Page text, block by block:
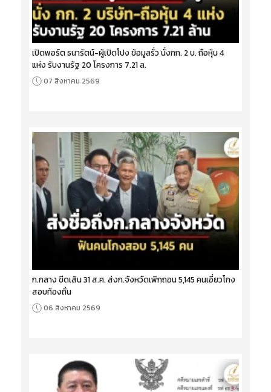
เปิดพอร์ต ธนารัตน์-ผู้เปิดโปง ข้อมูลรั่ว นั่งกก. 2 บ. ถือหุ้น 4
แห่ง รับงานรัฐ 20 โครงการ 7.21 ล.
07 สิงหาคม 2569
ก.กลาง ขีดเส้น 31 ส.ค. ส่งก.จังหวัดเพิกถอน 5,145 คนเอี่ยวโกง
สอบท้องถิ่น
06 สิงหาคม 2569